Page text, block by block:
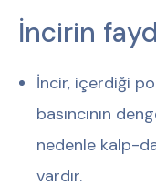
İncirin
İncir, içerdiği
basıncının
nedenle kalp-
vardır.